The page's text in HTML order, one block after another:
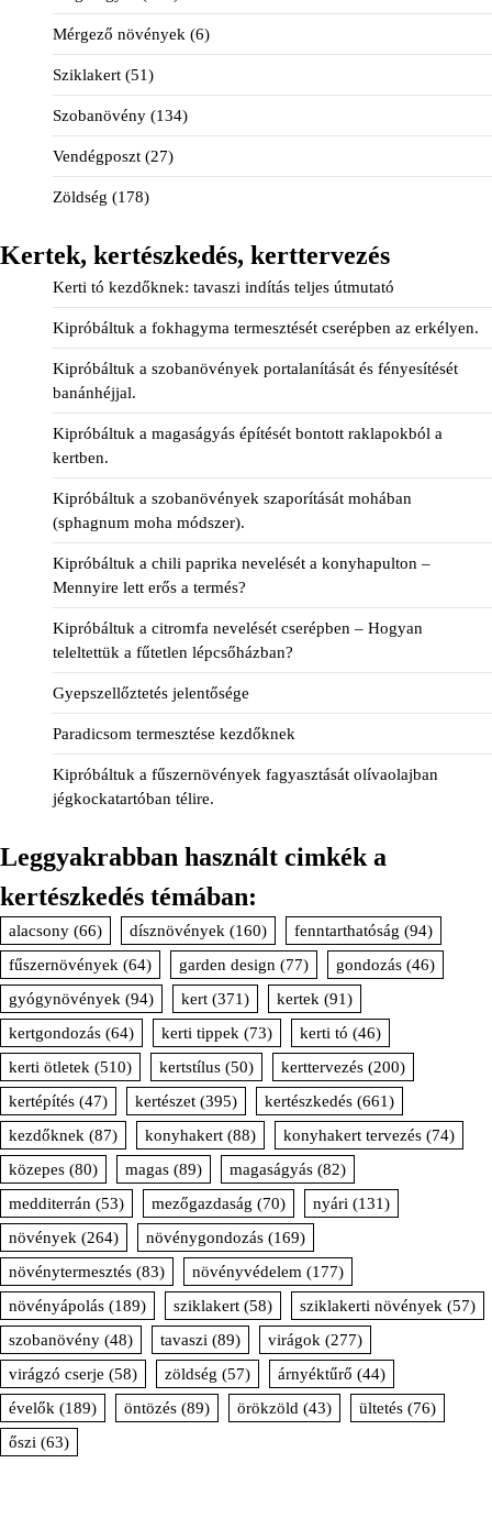
Mérgező növények (6)
Sziklakert (51)
Szobanövény (134)
Vendégposzt (27)
Zöldség (178)
Kertek, kertészkedés, kerttervezés
Kerti tó kezdőknek: tavaszi indítás teljes útmutató
Kipróbáltuk a fokhagyma termesztését cserépben az erkélyen.
Kipróbáltuk a szobanövények portalanítását és fényesítését
banánhéjjal.
Kipróbáltuk a magaságyás építését bontott raklapokból a
kertben.
Kipróbáltuk a szobanövények szaporítását mohában
(sphagnum moha módszer).
Kipróbáltuk a chili paprika nevelését a konyhapulton –
Mennyire lett erős a termés?
Kipróbáltuk a citromfa nevelését cserépben – Hogyan
teleltettük a fűtetlen lépcsőházban?
Gyepszellőztetés jelentősége
Paradicsom termesztése kezdőknek
Kipróbáltuk a fűszernövények fagyasztását olívaolajban
jégkockatartóban télire.
Leggyakrabban használt cimkék a
kertészkedés témában:
alacsony (66) dísznövények (160) fenntarthatóság (94)
fűszernövények (64) garden design (77) gondozás (46)
gyógynövények (94) kert (371) kertek (91)
kertgondozás (64) kerti tippek (73) kerti tó (46)
kerti ötletek (510) kertstílus (50) kerttervezés (200)
kertépítés (47) kertészet (395) kertészkedés (661)
kezdőknek (87) konyhakert (88) konyhakert tervezés (74)
közepes (80) magas (89) magaságyás (82)
medditerrán (53) mezőgazdaság (70) nyári (131)
növények (264) növénygondozás (169)
növénytermesztés (83) növényvédelem (177)
növényápolás (189) sziklakert (58) sziklakerti növények (57)
szobanövény (48) tavaszi (89) virágok (277)
virágzó cserje (58) zöldség (57) árnyéktűrő (44)
évelők (189) öntözés (89) örökzöld (43) ültetés (76)
őszi (63)